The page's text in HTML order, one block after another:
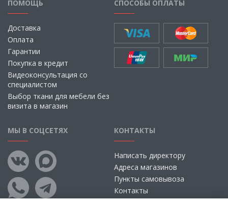
ПОМОЩЬ
Доставка
Оплата
Гарантии
Покупка в кредит
Видеоконсультация со
специалистом
Выбор ткани для мебели без
визита в магазин
СПОСОБЫ ОПЛАТЫ
МЫ В СОЦСЕТЯХ КОНТАКТЫ
Написать директору
Адреса магазинов
Пункты самовывоза
Контакты